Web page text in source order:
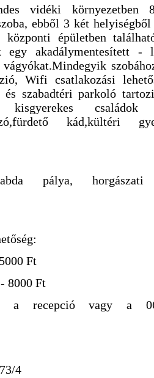
vidéki
ebből 3 két
épületben
egy akadálymentesített -
vágyókat.Mindegyik
Wifi csatlakozási
és szabadtéri parkoló
családok
kád,kültéri
pálya, horgászati
Ft
8000 Ft
a recepció vagy a 06/
4